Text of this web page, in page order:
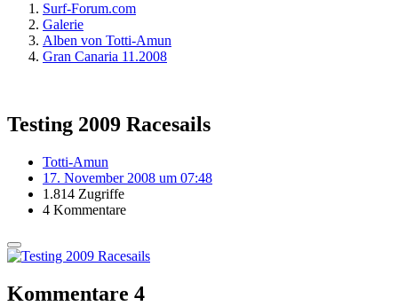
Surf-Forum.com
Galerie
Alben von Totti-Amun
Gran Canaria 11.2008
Testing 2009 Racesails
Totti-Amun
17. November 2008 um 07:48
1.814 Zugriffe
4 Kommentare
Kommentare 4